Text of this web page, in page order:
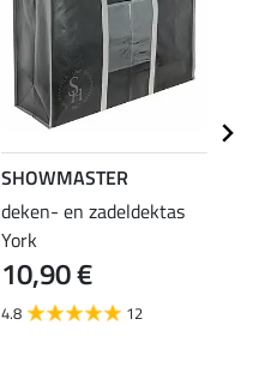
SHOWMASTER
deken- en zadeldektas
York
10,90 €
4.8 12